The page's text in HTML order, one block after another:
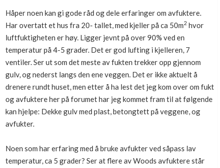
Boligmappa+
Få mer ut av Boligmappa
Håper noen kan gi gode råd og dele erfaringer om avfuktere.
Har overtatt et hus fra 20- tallet, med kjeller på ca 50m2 hvor
luftfuktigheten er høy. Ligger jevnt på over 90% ved en
temperatur på 4-5 grader. Det er god lufting i kjelleren, 7
ventiler. Ser ut som det meste av fukten trekker opp gjennom
gulv, og nederst langs den ene veggen. Det er ikke aktuelt å
drenere rundt huset, men etter å ha lest det jeg kom over om fukt
og avfuktere her på forumet har jeg kommet fram til at følgende
kan hjelpe: Dekke gulv med plast, betongtett på veggene, og
avfukter.
Noen som har erfaring med å bruke avfukter ved såpass lav
temperatur, ca 5 grader? Ser at flere av Woods avfuktere står